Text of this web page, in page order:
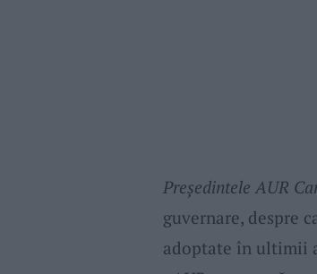
Președintele AUR
guvernare, despre
adoptate în ultimii